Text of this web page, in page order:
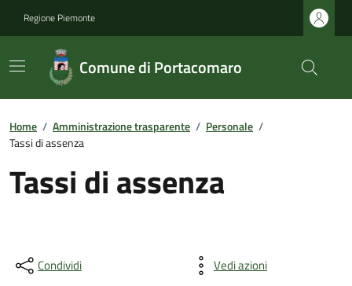
Regione Piemonte
Comune di Portacomaro
Home / Amministrazione trasparente / Personale /
Tassi di assenza
Tassi di assenza
Condividi Vedi azioni